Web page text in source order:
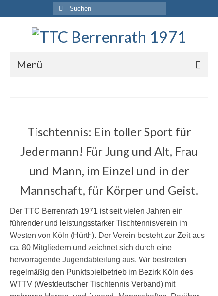
Suche
nach:
Menü
Aktuelles
Jugend
Vorstand
Chronik
Mannschaften
1. Mannschaft
2. Mannschaft
Damen
Jugend
Tischtennis: Ein toller Sport für
Jedermann! Für Jung und Alt, Frau
und Mann, im Einzel und in der
Mannschaft, für Körper und Geist.
Der TTC Berrenrath 1971 ist seit vielen Jahren ein
führender und leistungsstarker Tischtennisverein im
Westen von Köln (Hürth). Der Verein besteht zur Zeit aus
ca. 80 Mitgliedern und zeichnet sich durch eine
hervorragende Jugendabteilung aus. Wir bestreiten
regelmäßig den Punktspielbetrieb im Bezirk Köln des
WTTV (Westdeutscher Tischtennis Verband) mit